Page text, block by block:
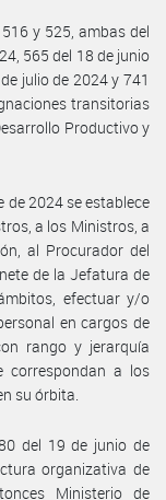
y 525, ambas del
565 del 18 de junio
julio de 2024 y 741
transitorias
Productivo y
de 2024 se establece
a los Ministros, a
al Procurador del
de la Jefatura de
efectuar y/o
en cargos de
rango y jerarquía
correspondan a los
su órbita.
del 19 de junio de
organizativa de
Ministerio de